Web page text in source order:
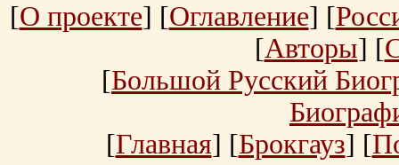
[О проекте] [Оглавление] [
[Авторы] [
[Большой Русский
[Главная] [Брокгауз] [